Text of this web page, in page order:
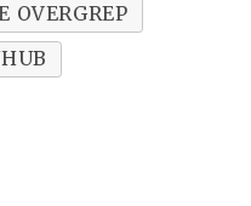
OVERGREP